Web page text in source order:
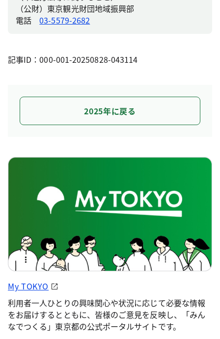
（公財）東京観光財団地域振興部
電話03-5579-2682
記事ID：000-001-20250828-043114
2025年に戻る
My TOKYO
利用者一人ひとりの興味関心や状況に応じて必要な情報
をお届けするとともに、皆様のご意見を反映し、「みん
なでつくる」東京都の公式ポータルサイトです。